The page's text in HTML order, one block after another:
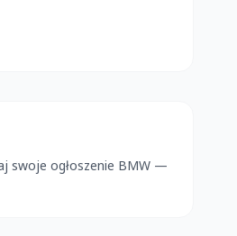
swoje ogłoszenie BMW —